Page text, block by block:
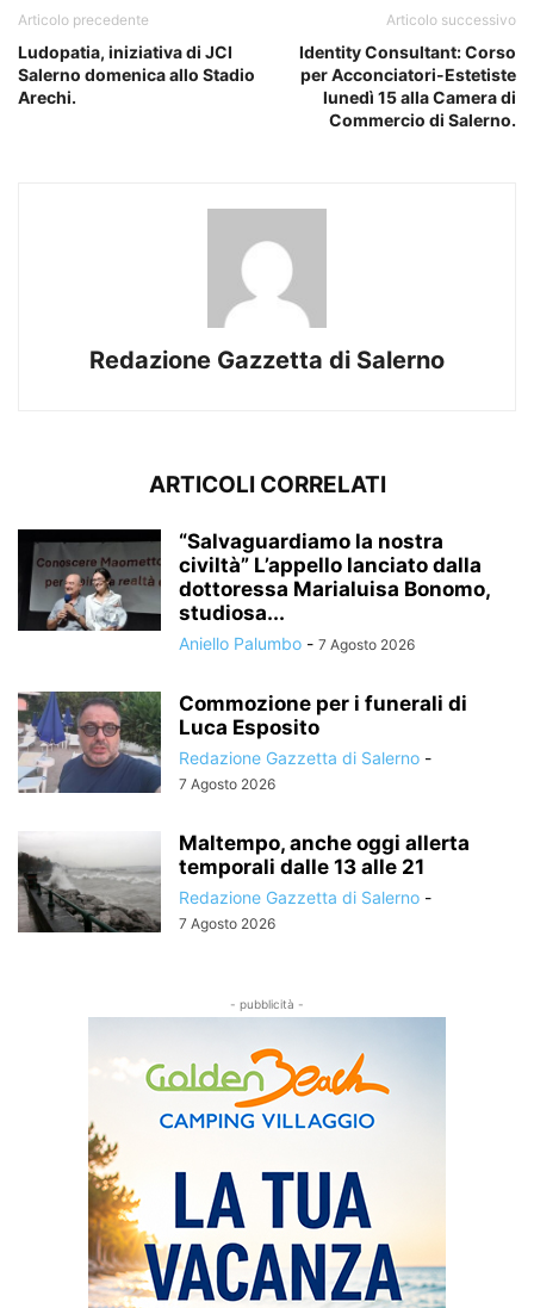
Articolo precedente
Ludopatia, iniziativa di JCI
Salerno domenica allo Stadio
Arechi.
Articolo successivo
Identity Consultant: Corso
per Acconciatori-Estetiste
lunedì 15 alla Camera di
Commercio di Salerno.
Redazione Gazzetta di Salerno
ARTICOLI CORRELATI
“Salvaguardiamo la nostra
civiltà” L’appello lanciato dalla
dottoressa Marialuisa Bonomo,
studiosa...
Aniello Palumbo - 7 Agosto 2026
Commozione per i funerali di
Luca Esposito
Redazione Gazzetta di Salerno -
7 Agosto 2026
Maltempo, anche oggi allerta
temporali dalle 13 alle 21
Redazione Gazzetta di Salerno -
7 Agosto 2026
- pubblicità -